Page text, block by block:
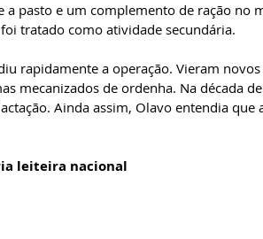
a pasto e um complemento de ração no
tratado como atividade secundária.
rapidamente a operação. Vieram
mecanizados de ordenha. Na década
Ainda assim, Olavo entendia
leiteira nacional